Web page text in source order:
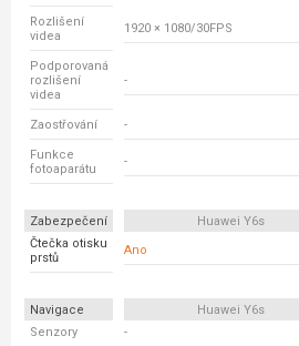
Rozlišení
videa
1920 × 1080/30FPS
Podporovaná
rozlišení
videa
-
Zaostřování -
Funkce
fotoaparátu
-
Zabezpečení Huawei Y6s
Čtečka otisku
prstů
Ano
Navigace Huawei Y6s
Senzory
-